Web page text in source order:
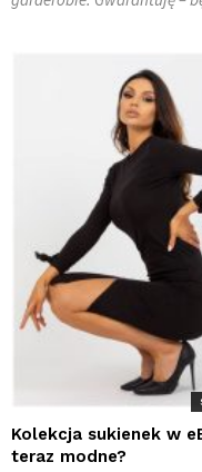
Kolekcja sukienek w
teraz modne?